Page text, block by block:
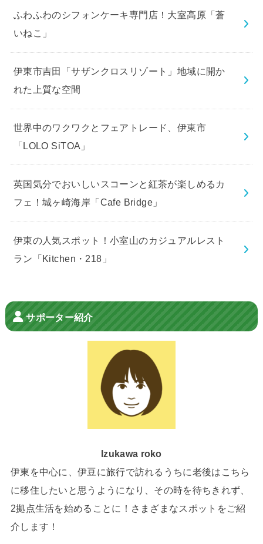
ふわふわのシフォンケーキ専門店！大室高原「蒼
いねこ」
伊東市吉田「サザンクロスリゾート」地域に開か
れた上質な空間
世界中のワクワクとフェアトレード、伊東市
「LOLO SiTOA」
英国気分でおいしいスコーンと紅茶が楽しめるカ
フェ！城ヶ崎海岸「Cafe Bridge」
伊東の人気スポット！小室山のカジュアルレスト
ラン「Kitchen・218」
サポーター紹介
Izukawa roko
伊東を中心に、伊豆に旅行で訪れるうちに老後はこちら
に移住したいと思うようになり、その時を待ちきれず、
2拠点生活を始めることに！さまざまなスポットをご紹
介します！